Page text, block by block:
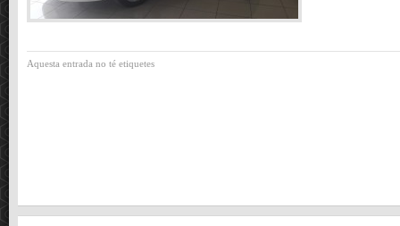
Aquesta entrada no té etiquetes